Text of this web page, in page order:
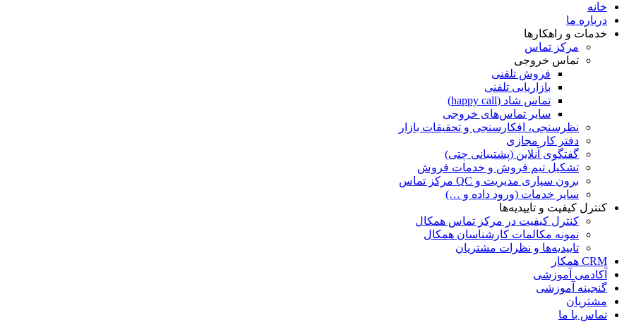
خانه
درباره ما
خدمات و راهکارها
مرکز تماس
تماس خروجی
فروش تلفنی
بازاریابی تلفنی
تماس شاد (happy call)
سایر تماس‌های خروجی
نظرسنجی، افکارسنجی و تحقیقات بازار
دفتر کار مجازی
گفتگوی آنلاین (پشتیبانی چتی)
تشکیل تیم فروش و خدمات فروش
برون سپاری مدیریت و QC مرکز تماس
سایر خدمات (ورود داده و …)
کنترل کیفیت و تاییدیه‌ها
کنترل کیفیت در مرکز تماس همکال
نمونه مکالمات کارشناسان همکال
تاییدیه‌ها و نظرات مشتریان
CRM همکار
آکادمی آموزشی
گنجینه آموزشی
مشتریان
تماس با ما